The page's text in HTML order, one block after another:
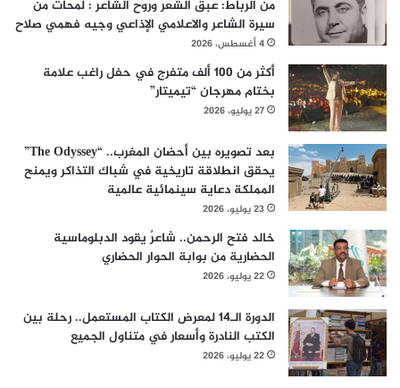
من الرباط: عبق الشعر وروح الشاعر : لمحات من
سيرة الشاعر والاعلامي الإذاعي وجيه فهمي صلاح
4 أغسطس، 2026
أكثر من 100 ألف متفرج في حفل راغب علامة
بختام مهرجان “تيميتار”
27 يوليو، 2026
بعد تصويره بين أحضان المغرب.. “The Odyssey”
يحقق انطلاقة تاريخية في شباك التذاكر ويمنح
المملكة دعاية سينمائية عالمية
23 يوليو، 2026
خالد فتح الرحمن.. شاعرٌ يقود الدبلوماسية
الحضارية من بوابة الحوار الحضاري
22 يوليو، 2026
الدورة الـ14 لمعرض الكتاب المستعمل.. رحلة بين
الكتب النادرة وأسعار في متناول الجميع
22 يوليو، 2026